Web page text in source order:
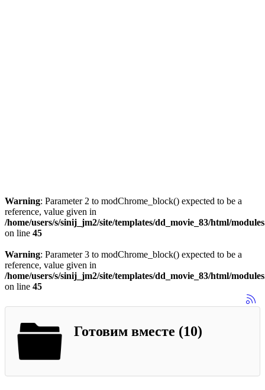
Warning: Parameter 2 to modChrome_block() expected to be a
reference, value given in
/home/users/s/sinij_jm2/site/templates/dd_movie_83/html/
on line 45
Warning: Parameter 3 to modChrome_block() expected to be a
reference, value given in
/home/users/s/sinij_jm2/site/templates/dd_movie_83/html/
on line 45
Готовим вместе (10)